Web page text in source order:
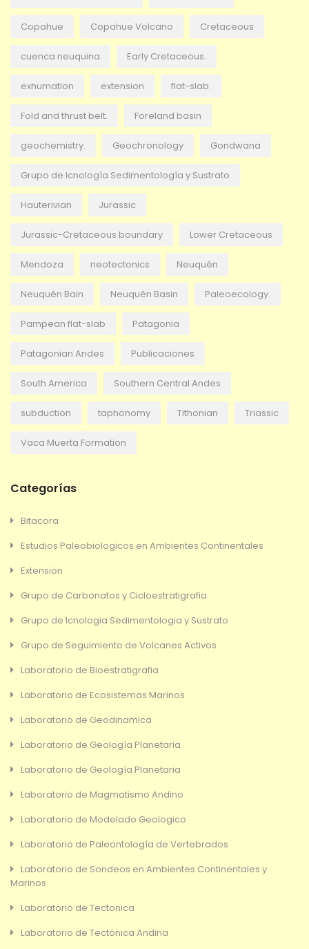
Copahue Copahue Volcano Cretaceous
cuenca neuquina Early Cretaceous.
exhumation extension flat-slab.
Fold and thrust belt. Foreland basin
geochemistry. Geochronology Gondwana
Grupo de Icnología Sedimentología y Sustrato
Hauterivian Jurassic
Jurassic-Cretaceous boundary Lower Cretaceous
Mendoza neotectonics Neuquén
Neuquén Bain Neuquén Basin Paleoecology.
Pampean flat-slab Patagonia
Patagonian Andes Publicaciones
South America Southern Central Andes
subduction taphonomy Tithonian Triassic
Vaca Muerta Formation
Categorías
Bitacora
Estudios Paleobiologicos en Ambientes Continentales
Extension
Grupo de Carbonatos y Cicloestratigrafia
Grupo de Icnologia Sedimentologia y Sustrato
Grupo de Seguimiento de Volcanes Activos
Laboratorio de Bioestratigrafia
Laboratorio de Ecosistemas Marinos
Laboratorio de Geodinamica
Laboratorio de Geología Planetaria
Laboratorio de Geología Planetaria
Laboratorio de Magmatismo Andino
Laboratorio de Modelado Geologico
Laboratorio de Paleontología de Vertebrados
Laboratorio de Sondeos en Ambientes Continentales y
Marinos
Laboratorio de Tectonica
Laboratorio de Tectónica Andina